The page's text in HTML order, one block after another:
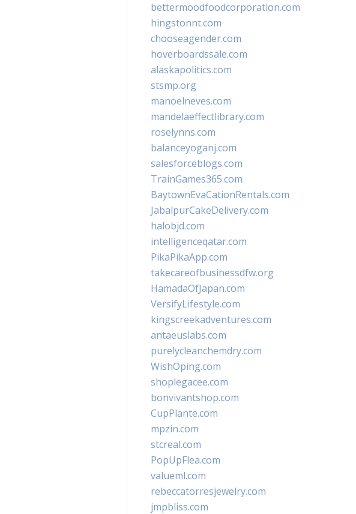
bettermoodfoodcorporation.com
hingstonnt.com
chooseagender.com
hoverboardssale.com
alaskapolitics.com
stsmp.org
manoelneves.com
mandelaeffectlibrary.com
roselynns.com
balanceyoganj.com
salesforceblogs.com
TrainGames365.com
BaytownEvaCationRentals.com
JabalpurCakeDelivery.com
halobjd.com
intelligenceqatar.com
PikaPikaApp.com
takecareofbusinessdfw.org
HamadaOfJapan.com
VersifyLifestyle.com
kingscreekadventures.com
antaeuslabs.com
purelycleanchemdry.com
WishOping.com
shoplegacee.com
bonvivantshop.com
CupPlante.com
mpzin.com
stcreal.com
PopUpFlea.com
valueml.com
rebeccatorresjewelry.com
jmpbliss.com